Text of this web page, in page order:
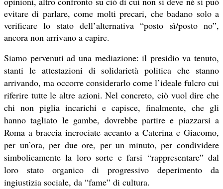
evitare di parlare, come molti precari, che badano solo a
verificare lo stato dell’alternativa “posto sì/posto no”,
ancora non arrivano a capire.
Siamo pervenuti ad una mediazione: il presidio va tenuto,
stanti le attestazioni di solidarietà politica che stanno
arrivando, ma occorre considerarlo come l’ideale fulcro cui
riferire tutte le altre azioni. Nel concreto, ciò vuol dire che
chi non piglia incarichi e capisce, finalmente, che gli
hanno tagliato le gambe, dovrebbe partire e piazzarsi a
Roma a braccia incrociate accanto a Caterina e Giacomo,
per un’ora, per due ore, per un minuto, per condividere
simbolicamente la loro sorte e farsi “rappresentare” dal
loro stato organico di progressivo deperimento da
ingiustizia sociale, da “fame” di cultura.